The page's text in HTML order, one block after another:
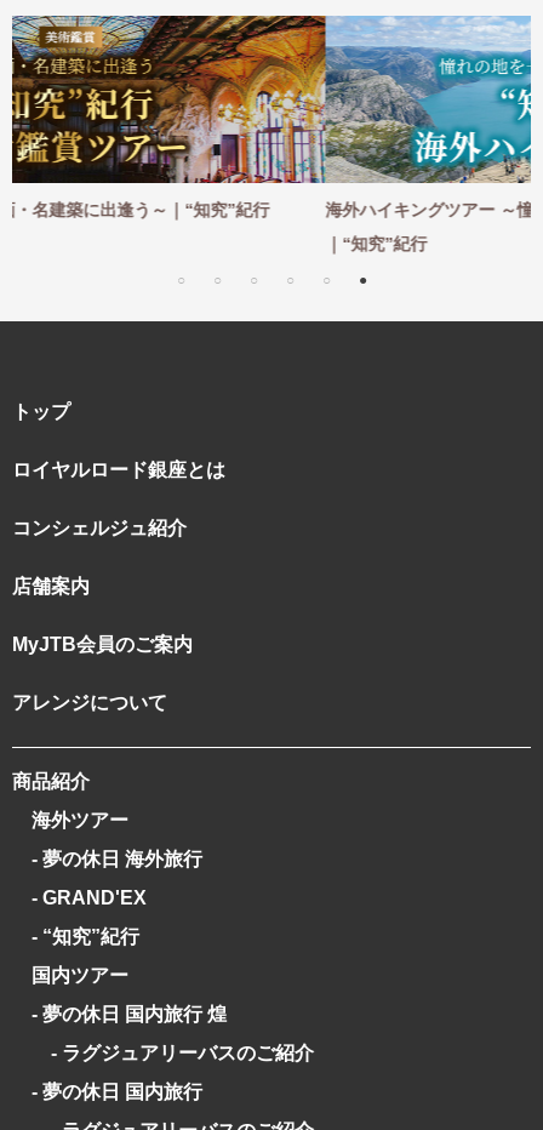
行
海外ハイキングツアー ～憧れの地を一歩ずつ。足で感じて
トップ
ロイヤルロード銀座とは
コンシェルジュ紹介
店舗案内
MyJTB会員のご案内
アレンジについて
商品紹介
海外ツアー
- 夢の休日 海外旅行
- GRAND'EX
- “知究”紀行
国内ツアー
- 夢の休日 国内旅行 煌
- ラグジュアリーバスのご紹介
- 夢の休日 国内旅行